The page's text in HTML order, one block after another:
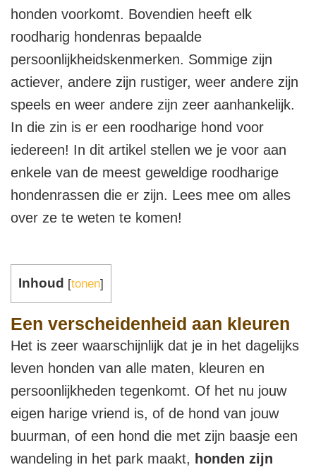
honden voorkomt. Bovendien heeft elk
roodharig hondenras bepaalde
persoonlijkheidskenmerken. Sommige zijn
actiever, andere zijn rustiger, weer andere zijn
speels en weer andere zijn zeer aanhankelijk.
In die zin is er een roodharige hond voor
iedereen! In dit artikel stellen we je voor aan
enkele van de meest geweldige roodharige
hondenrassen die er zijn. Lees mee om alles
over ze te weten te komen!
Inhoud [tonen]
Een verscheidenheid aan kleuren
Het is zeer waarschijnlijk dat je in het dagelijks
leven honden van alle maten, kleuren en
persoonlijkheden tegenkomt. Of het nu jouw
eigen harige vriend is, of de hond van jouw
buurman, of een hond die met zijn baasje een
wandeling in het park maakt, honden zijn